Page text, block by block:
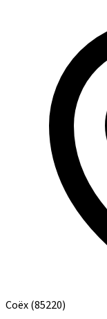
Coëx(85220)